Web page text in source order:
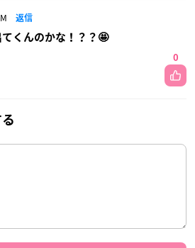
返信
くんのかな！？？🤩
0